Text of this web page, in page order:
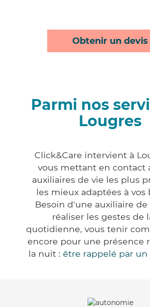
Obtenir un devis
Parmi nos
Lougres
Click&Care intervient à
vous mettant en contact
auxiliaires de vie les plus
les mieux adaptées à vos
Besoin d'une auxiliaire
réaliser les gestes de
quotidienne, vous tenir
encore pour une présence
la nuit : être rappelé par un